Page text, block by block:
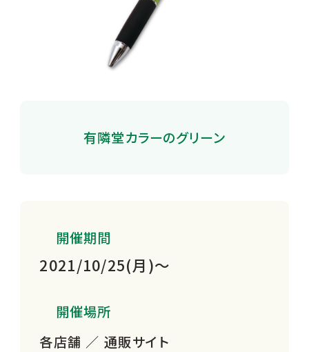
有隣堂カラーのグリーン
開催期間
2021/10/25(月)〜
開催場所
各店舗 ／ 通販サイト